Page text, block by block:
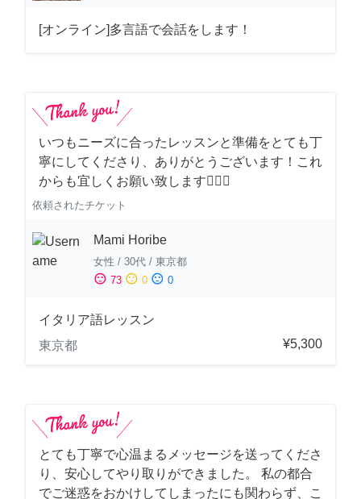
[オンライン]多言語で会話をします！
いつもニーズに合ったレッスンと準備をとても丁
寧にしてくださり、ありがとうございます！これ
からも宜しくお願い致します🙇‍♀️✨
依頼されたチケット
Mami Horibe
女性 / 30代 / 東京都
sentiment_satisfied 73 sentiment_neutral 0 sentiment_dissatisfied 0
イタリア語レッスン
東京都
¥5,300
とても丁寧で心温まるメッセージを送ってくださ
り、安心してやり取りができました。 私の都合
でご迷惑をおかけしてしまったにも関わらず、こ